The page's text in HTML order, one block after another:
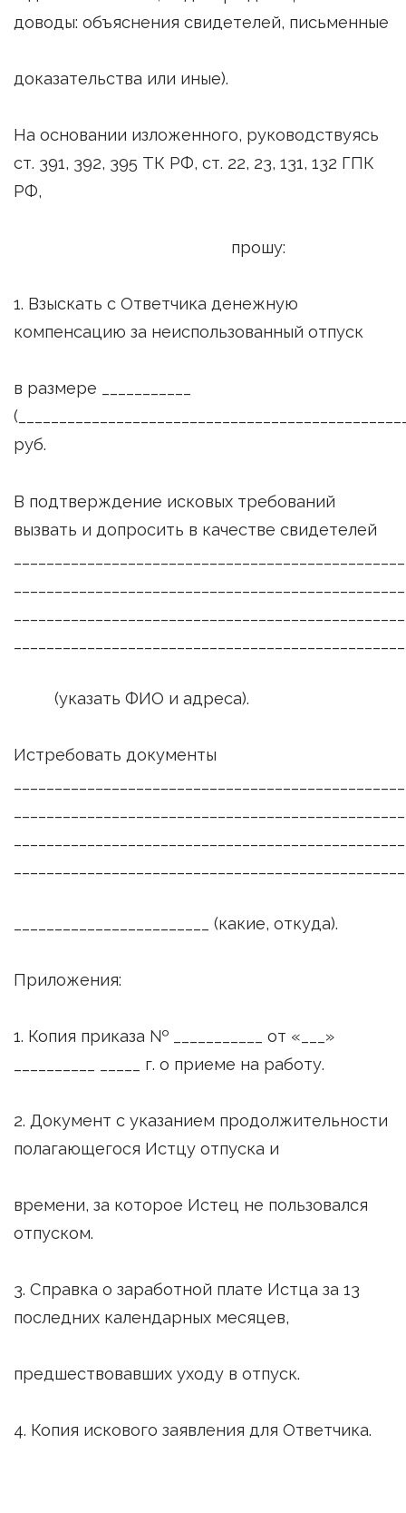
доводы: объяснения свидетелей, письменные
доказательства или иные).
На основании изложенного, руководствуясь
ст. 391, 392, 395 ТК РФ, ст. 22, 23, 131, 132 ГПК
РФ,
прошу:
1. Взыскать с Ответчика денежную
компенсацию за неиспользованный отпуск
в размере ___________
руб.
В подтверждение исковых требований
вызвать и допросить в качестве свидетелей
(указать ФИО и адреса).
Истребовать документы
________________________ (какие, откуда).
Приложения:
1. Копия приказа № ___________ от «___»
__________ _____ г. о приеме на работу.
2. Документ с указанием продолжительности
полагающегося Истцу отпуска и
времени, за которое Истец не пользовался
отпуском.
3. Справка о заработной плате Истца за 13
последних календарных месяцев,
предшествовавших уходу в отпуск.
4. Копия искового заявления для Ответчика.